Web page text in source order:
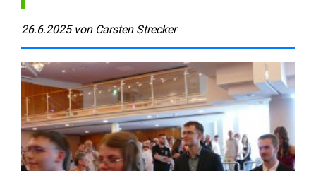
26.6.2025 von Carsten Strecker